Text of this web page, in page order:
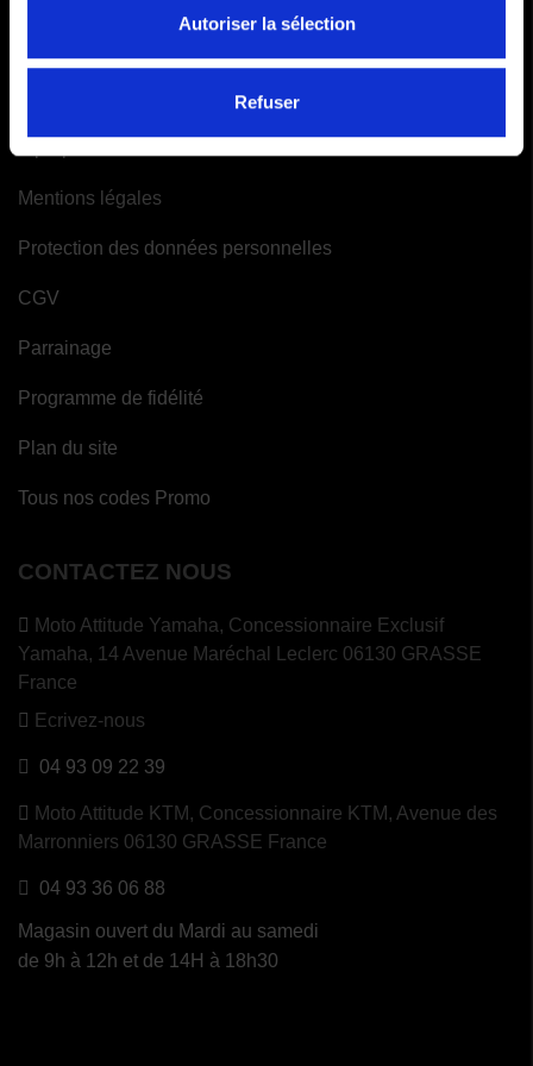
Autoriser la sélection
Refuser
Mentions légales
Protection des données personnelles
CGV
Parrainage
Programme de fidélité
Plan du site
Tous nos codes Promo
CONTACTEZ NOUS
Moto Attitude Yamaha, Concessionnaire Exclusif
Yamaha, 14 Avenue Maréchal Leclerc 06130 GRASSE
France
Ecrivez-nous
04 93 09 22 39
Moto Attitude KTM, Concessionnaire KTM, Avenue des
Marronniers 06130 GRASSE France
04 93 36 06 88
Magasin ouvert du Mardi au samedi
de 9h à 12h et de 14H à 18h30